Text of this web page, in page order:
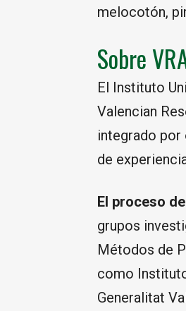
melocotón,
Sobre
El Instituto
Valencian
integrado por
de
El proceso
grupos
Métodos de
como
Generalitat